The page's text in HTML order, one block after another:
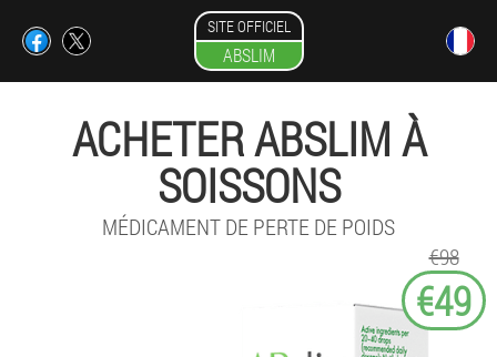
SITE OFFICIEL
ABSLIM
ACHETER ABSLIM À
SOISSONS
MÉDICAMENT DE PERTE DE POIDS
€98
€49